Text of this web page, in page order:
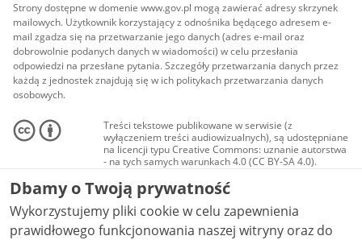
Strony dostępne w domenie www.gov.pl mogą zawierać adresy skrzynek
mailowych. Użytkownik korzystający z odnośnika będącego adresem e-
mail zgadza się na przetwarzanie jego danych (adres e-mail oraz
dobrowolnie podanych danych w wiadomości) w celu przesłania
odpowiedzi na przesłane pytania. Szczegóły przetwarzania danych przez
każdą z jednostek znajdują się w ich politykach przetwarzania danych
osobowych.
Treści tekstowe publikowane w serwisie (z
wyłączeniem treści audiowizualnych), są udostępniane
na licencji typu Creative Commons: uznanie autorstwa
- na tych samych warunkach 4.0 (CC BY-SA 4.0).
Materiały audiowizualne, w tym zdjęcia, materiały
audio i wideo, są udostępniane na licencji typu
Creative Commons: uznanie autorstwa użycie
niekomercyjne - bez utworów zależnych 4.0 (CC BY-
NC-ND 4.0), o ile nie jest to stwierdzone inaczej.
Dbamy o Twoją prywatność
Wykorzystujemy pliki cookie w celu zapewnienia
prawidłowego funkcjonowania naszej witryny oraz do